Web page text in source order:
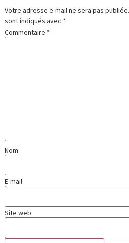
Votre adresse e-mail ne sera pas publiée.
sont indiqués avec *
Commentaire *
Nom
E-mail
Site web